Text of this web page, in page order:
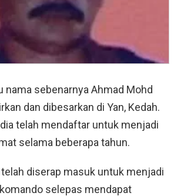
nama sebenarnya Ahmad Mohd
dan dibesarkan di Yan, Kedah.
telah mendaftar untuk menjadi
selama beberapa tahun.
diserap masuk untuk menjadi
selepas mendapat